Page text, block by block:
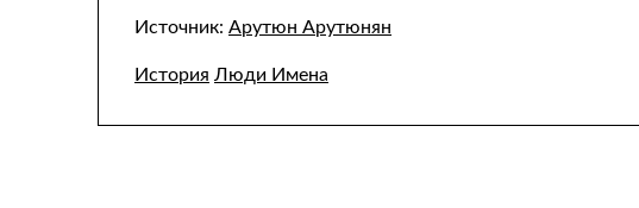
Источник: Арутюн Арутюнян
История Люди Имена